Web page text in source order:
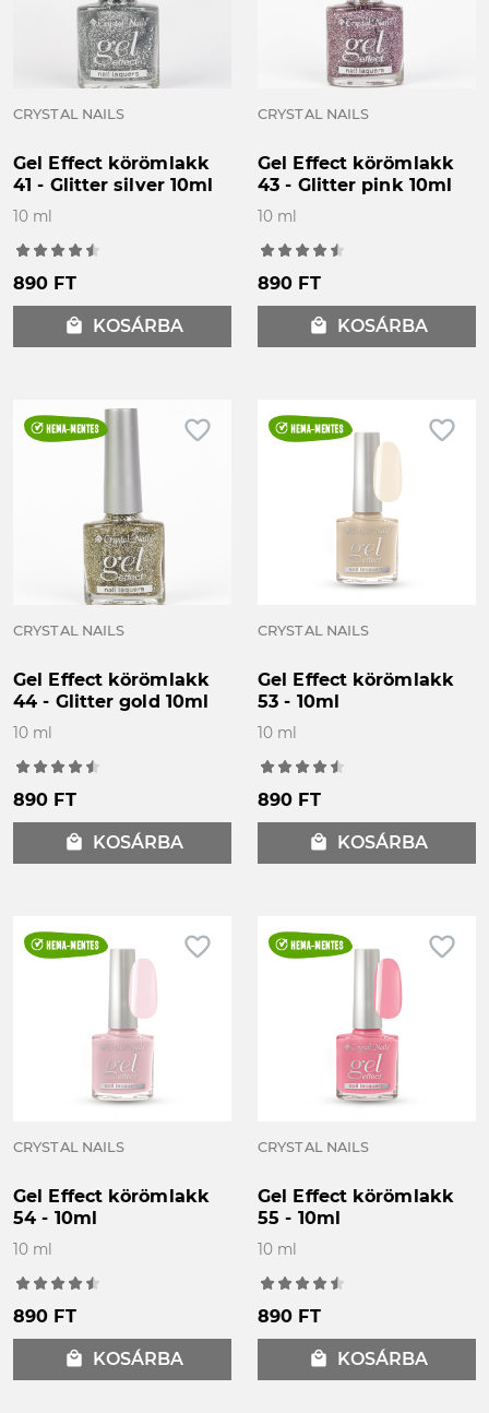
CRYSTAL NAILS
Gel Effect körömlakk
41 - Glitter silver 10ml
10 ml
890 FT
local_mall KOSÁRBA
CRYSTAL NAILS
Gel Effect körömlakk
43 - Glitter pink 10ml
10 ml
890 FT
local_mall KOSÁRBA
favorite_border
CRYSTAL NAILS
Gel Effect körömlakk
44 - Glitter gold 10ml
10 ml
890 FT
local_mall KOSÁRBA
favorite_border
CRYSTAL NAILS
Gel Effect körömlakk
53 - 10ml
10 ml
890 FT
local_mall KOSÁRBA
favorite_border
CRYSTAL NAILS
Gel Effect körömlakk
54 - 10ml
10 ml
890 FT
local_mall KOSÁRBA
favorite_border
CRYSTAL NAILS
Gel Effect körömlakk
55 - 10ml
10 ml
890 FT
local_mall KOSÁRBA